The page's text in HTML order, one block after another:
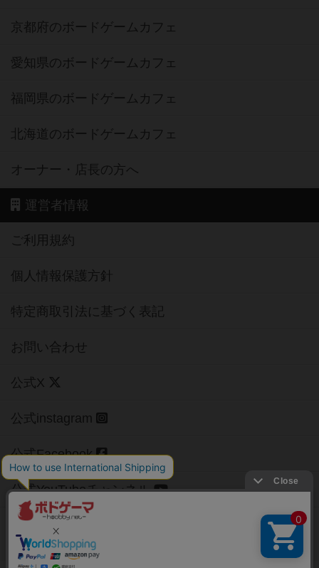
京都府のボードゲームカフェ
愛知県のボードゲームカフェ
福岡県のボードゲームカフェ
北海道のボードゲームカフェ
オーナー・店長の方へ
運営者情報
ご利用規約
個人情報保護方針
特定商取引法に基づく表記
お問い合わせ
公式X
公式instagram
公式Facebook
公式YouTubeチャンネル